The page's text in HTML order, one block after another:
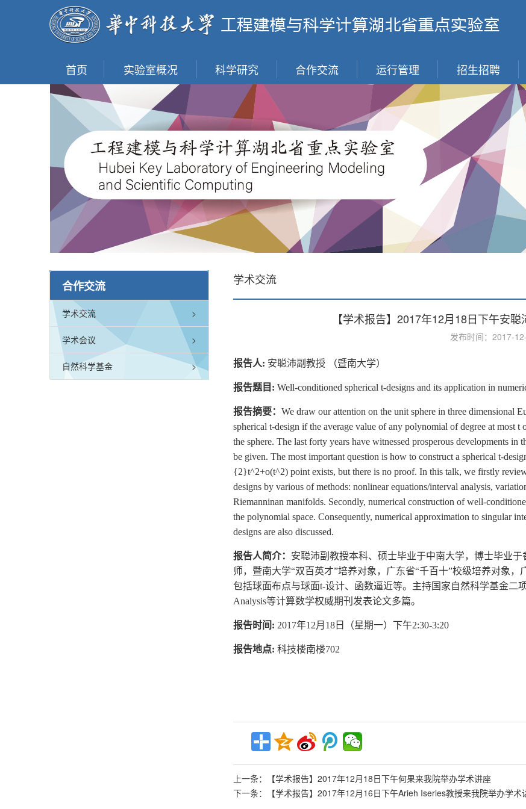
首页 实验室概况 科学研究 合作交流 运行管理 招生招聘
合作交流
>
学术交流
>
学术会议
>
自然科学基金
学术交流
【学术报告】2017年12月18日下午安
发布时间：2017-
报告人: 安聪沛副教授 （暨南大学）
报告题目: Well-conditioned spherical t-designs and its application in
报告摘要： We draw our attention on the unit sphere in three dimensional
spherical t-design if the average value of any polynomial of degree at most
the sphere. The last forty years have witnessed prosperous developments
be given. The most important question is how to construct a spherical t-
{2}t^2+o(t^2) point exists, but there is no proof. In this talk, we firstly
designs by various of methods: nonlinear equations/interval analysis,
Riemanninan manifolds. Secondly, numerical construction of well-
the polynomial space. Consequently, numerical approximation to singular
designs are also discussed.
报告人简介： 安聪沛副教授本科、硕士毕业于中南大学，博士毕业
师，暨南大学“双百英才”培养对象，广东省“千百十”校级培养对象
包括球面布点与球面t-设计、函数逼近等。主持国家自然科学基金二
Analysis等计算数学权威期刊发表论文多篇。
报告时间 : 2017年12月18日（星期一）下午2:30-3:20
报告地点: 科技楼南楼702
上一条：
【学术报告】2017年12月18日下午何果来我院举办学术讲座
下一条：
【学术报告】2017年12月16日下午Arieh Iserles教授来我院举办学术